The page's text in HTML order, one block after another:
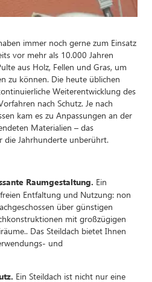
immer noch gerne zum Einsatz
vor mehr als 10.000 Jahren
aus Holz, Fellen und Gras, um
zu können. Die heute üblichen
Weiterentwicklung des
nach Schutz. Je nach
kam es zu Anpassungen an der
Materialien – das
die Jahrhunderte unberührt.
Raumgestaltung. Ein
Entfaltung und Nutzung: non
über günstigen
mit großzügigen
Das Steildach bietet Ihnen
und
Ein Steildach ist nicht nur eine